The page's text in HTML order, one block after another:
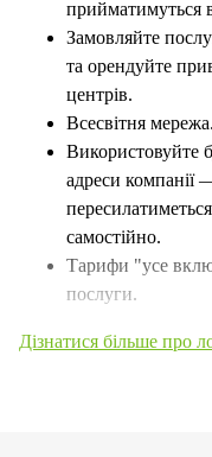
прийматимуться
Замовляйте
та орендуйте
центрів.
Всесвітня мережа.
Використовуйте
адреси компанії
самостійно.
Тарифи "усе
послуги.
Дізнатися більше про